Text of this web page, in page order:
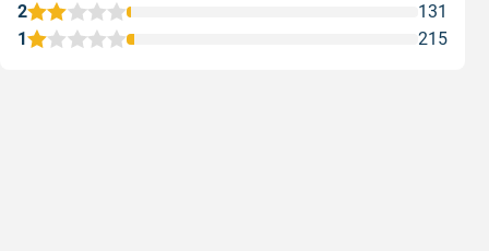
1 215
2 131